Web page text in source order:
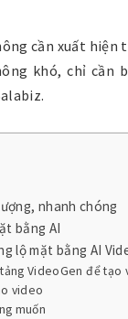
cần xuất
khó, chỉ cần
nhanh chóng
bằng AI
lộ mặt bằng AI
VideoGen để tạo
video
muốn